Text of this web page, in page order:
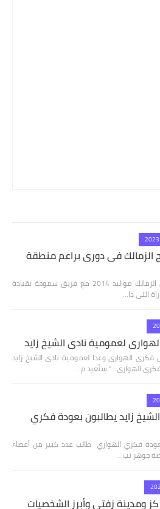
الزمالك فى دورى براعم منطقة
كتب -مسعد مجاهد تعادل فريق الزمالك مواليد 2014 مع فريق سموحة بقيادة
التى دا…
لعمومية نادي الشيخ زايد
فكري الهواري وعدا لعمومية نادي الشيخ زايد
الهواري : " سنُعيد م…
زايد يطالبون بعودة فكري
فكري الهواري طالب عدد كبير من أعضاء
جوهر نب…
ومدينة زفتي وأبرز الشخصيات